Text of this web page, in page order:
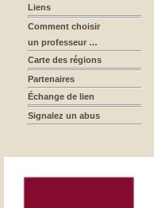
Liens
Comment choisir
un professeur …
Carte des régions
Partenaires
Échange de lien
Signalez un abus